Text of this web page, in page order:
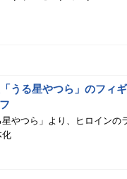
うる星やつら」のフィ
やつら」より、ヒロインの